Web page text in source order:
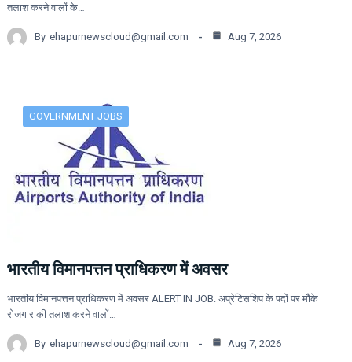
तलाश करने वालों के…
By ehapurnewscloud@gmail.com Aug 7, 2026
GOVERNMENT JOBS
भारतीय विमानपत्तन प्राधिकरण में अवसर
भारतीय विमानपत्तन प्राधिकरण में अवसर ALERT IN JOB: अप्रेटिसशिप के पदों पर मौके
रोजगार की तलाश करने वालों…
By ehapurnewscloud@gmail.com Aug 7, 2026